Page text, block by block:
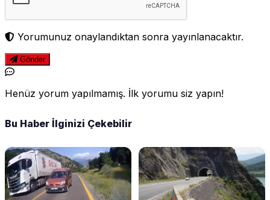
Yorumunuz onaylandıktan sonra yayınlanacaktır.
Gönder
Henüz yorum yapılmamış. İlk yorumu siz yapın!
Bu Haber İlginizi Çekebilir